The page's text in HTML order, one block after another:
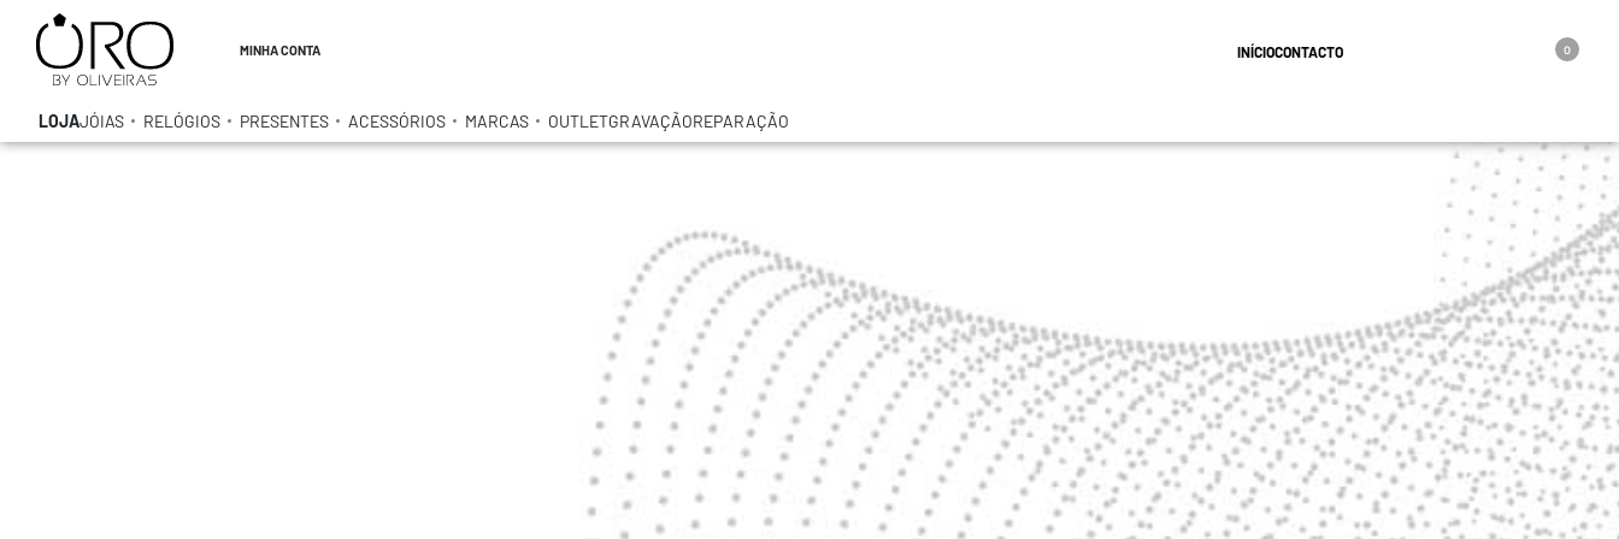
MINHA CONTA INÍCIOCONTACTO 0
LOJAJÓIAS RELÓGIOS PRESENTES ACESSÓRIOS MARCAS OUTLETGRAVAÇÃOREPARAÇÃO